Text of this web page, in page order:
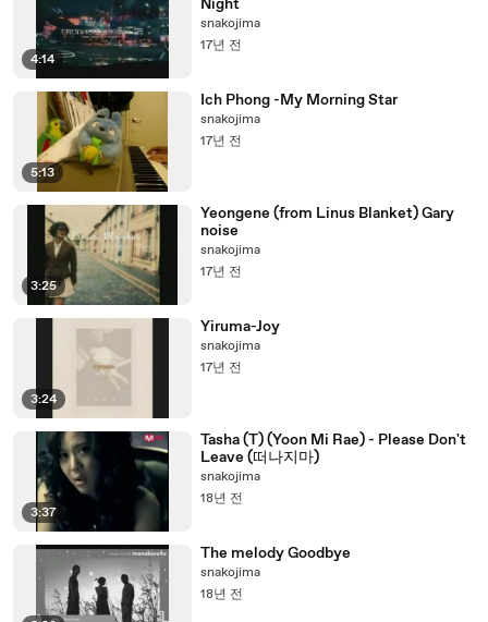
4:14
Night
snakojima
17년 전
5:13
Ich Phong -My Morning Star
snakojima
17년 전
3:25
Yeongene (from Linus Blanket) Gary
noise
snakojima
17년 전
3:24
Yiruma-Joy
snakojima
17년 전
3:37
Tasha (T) (Yoon Mi Rae) - Please Don't
Leave (떠나지마)
snakojima
18년 전
The melody Goodbye
snakojima
18년 전